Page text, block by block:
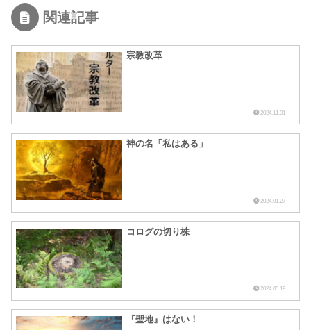
関連記事
宗教改革
2024.11.01
神の名「私はある」
2024.01.27
コログの切り株
2024.05.19
『聖地』はない！